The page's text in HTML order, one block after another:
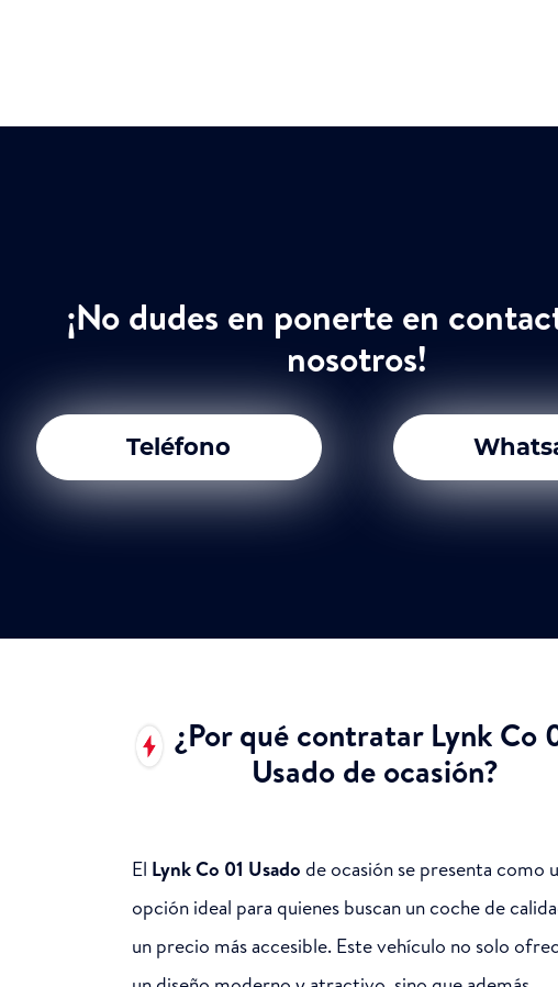
¡No dudes en ponerte en
nosotros!
Teléfono
¿Por qué contratar Lynk Co
Usado de ocasión?
El Lynk Co 01 Usado de ocasión se presenta como
opción ideal para quienes buscan un coche de
un precio más accesible. Este vehículo no solo